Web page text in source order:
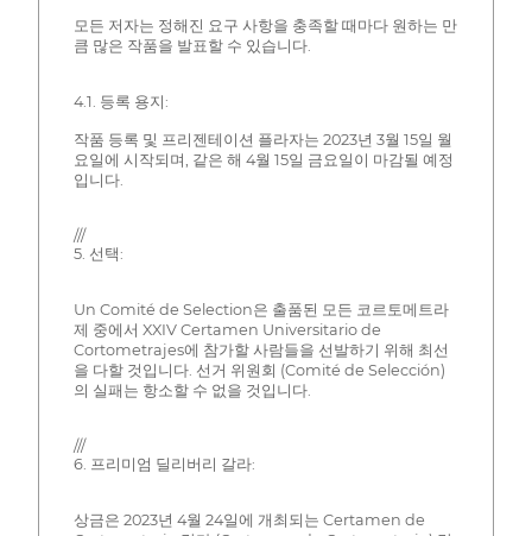
모든 저자는 정해진 요구 사항을 충족할 때마다 원하는 만
큼 많은 작품을 발표할 수 있습니다.
4.1. 등록 용지:
작품 등록 및 프리젠테이션 플라자는 2023년 3월 15일 월
요일에 시작되며, 같은 해 4월 15일 금요일이 마감될 예정
입니다.
///
5. 선택:
Un Comité de Selection은 출품된 모든 코르토메트라
제 중에서 XXIV Certamen Universitario de
Cortometrajes에 참가할 사람들을 선발하기 위해 최선
을 다할 것입니다. 선거 위원회 (Comité de Selección)
의 실패는 항소할 수 없을 것입니다.
///
6. 프리미엄 딜리버리 갈라:
상금은 2023년 4월 24일에 개최되는 Certamen de